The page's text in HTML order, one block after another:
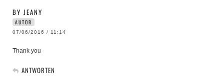
BY JEANY
AUTOR
07/06/2016 / 11:14
Thank you
ANTWORTEN